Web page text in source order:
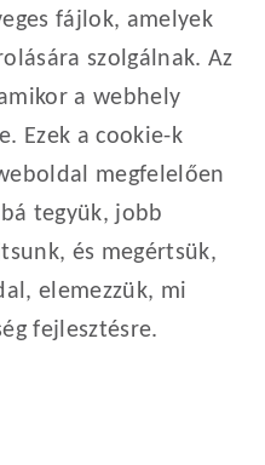
fájlok, amelyek
szolgálnak. Az
a webhely
Ezek a cookie-k
megfelelően
tegyük, jobb
és megértsük,
elemezzük, mi
fejlesztésre.